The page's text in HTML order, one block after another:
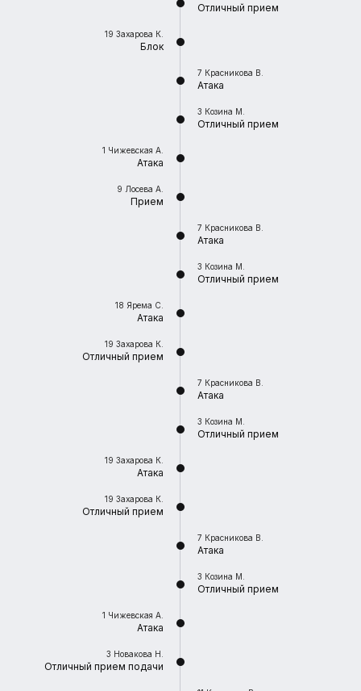
Отличный прием
19 Захарова К.
Блок
7 Красникова В.
Атака
3 Козина М.
Отличный прием
1 Чижевская А.
Атака
9 Лосева А.
Прием
7 Красникова В.
Атака
3 Козина М.
Отличный прием
18 Ярема С.
Атака
19 Захарова К.
Отличный прием
7 Красникова В.
Атака
3 Козина М.
Отличный прием
19 Захарова К.
Атака
19 Захарова К.
Отличный прием
7 Красникова В.
Атака
3 Козина М.
Отличный прием
1 Чижевская А.
Атака
3 Новакова Н.
Отличный прием подачи